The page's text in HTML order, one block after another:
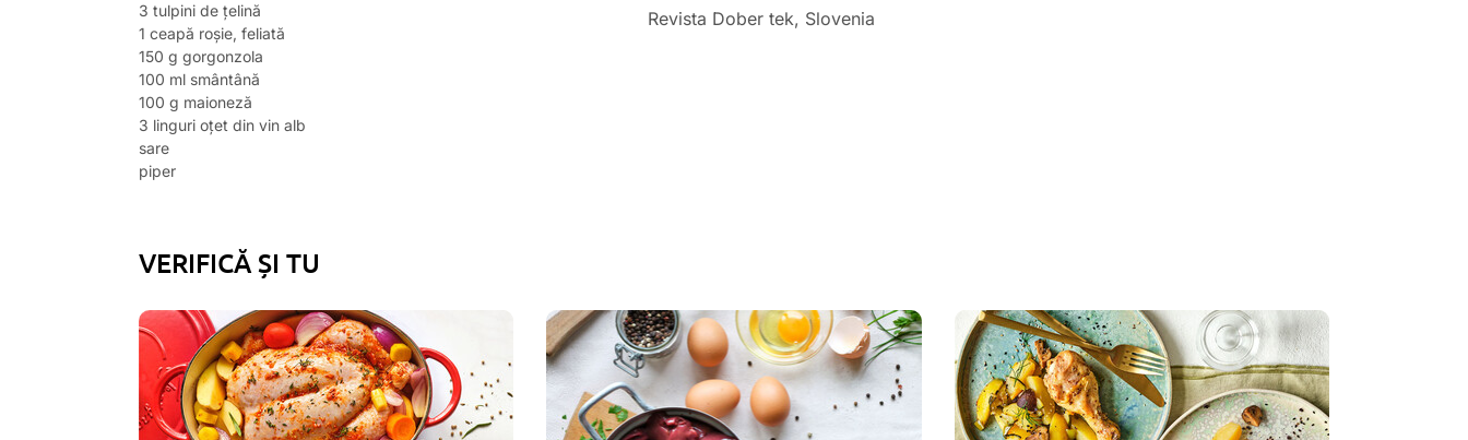
3 tulpini de țelină
1 ceapă roșie, feliată
150 g gorgonzola
100 ml smântână
100 g maioneză
3 linguri oțet din vin alb
sare
piper
Revista Dober tek, Slovenia
VERIFICĂ ȘI TU